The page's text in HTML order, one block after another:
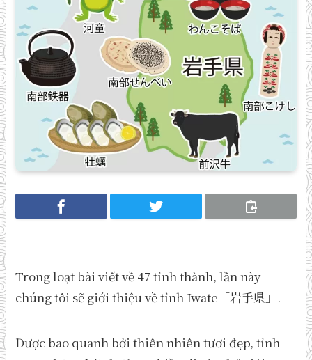
Trong loạt bài viết về 47 tỉnh thành, lần này
chúng tôi sẽ giới thiệu về tỉnh Iwate「岩手県」.
Được bao quanh bởi thiên nhiên tươi đẹp, tỉnh